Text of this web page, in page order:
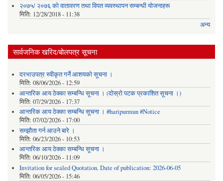
२०७५/ २०७६ को वातावरण तथा विपत व्यवस्थापन सम्बन्धी योजनाहरू
मिति: 12/28/2018 - 11:38
अन्य
सार्वजनिक खरिद/बोलपत्र सूचना
दरभाउपत्र स्वीकृत गर्ने आशयको सूचना ।
मिति: 08/06/2026 - 12:59
आन्तरिक आय ठेक्का सम्बन्धि सूचना । (दोस्रो पटक प्रकाशित सूचना ।)
मिति: 07/29/2026 - 17:37
आन्तरिक आय ठेक्का सम्बन्धि सूचना । #haripurmun #Notice
मिति: 07/02/2026 - 17:00
सम्झौता गर्न आउने बारे ।
मिति: 06/23/2026 - 10:53
आन्तरिक आय ठेक्का सम्बन्धि सूचना ।
मिति: 06/10/2026 - 11:09
Invitation for sealed Quotation. Date of publication: 2026-06-05
मिति: 06/05/2026 - 15:46